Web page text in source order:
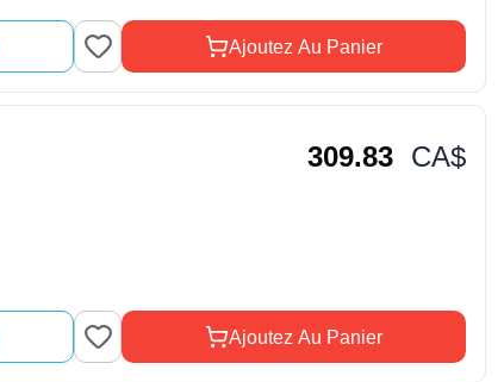
Ajoutez Au Panier
309.83 CA$
Ajoutez Au Panier